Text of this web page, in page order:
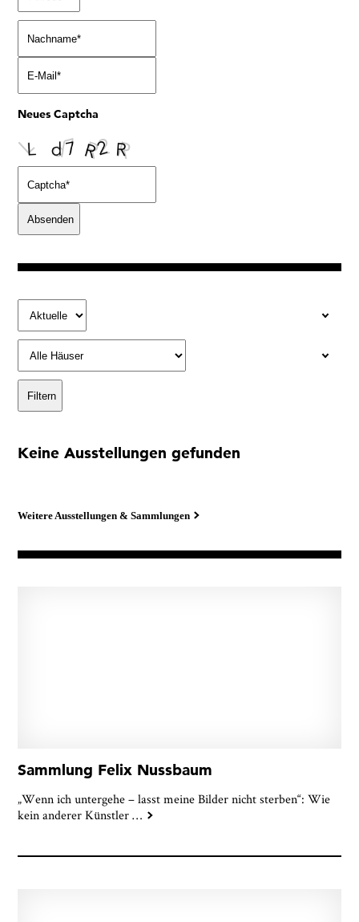
Neues Captcha
Keine Ausstellungen gefunden
Weitere Ausstellungen & Sammlungen
Sammlung Felix Nussbaum
„Wenn ich untergehe – lasst meine Bilder nicht sterben“: Wie
kein anderer Künstler…
Ja, ich bin damit einverstanden, dass das
angegebenen Informationen speichert, um mir den
Newsletter zusenden zu können. Ich kann diese
Zustimmung jederzeit widerrufen und die
Informationen aus den Systemen des